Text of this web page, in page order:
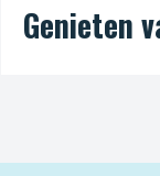
Genieten